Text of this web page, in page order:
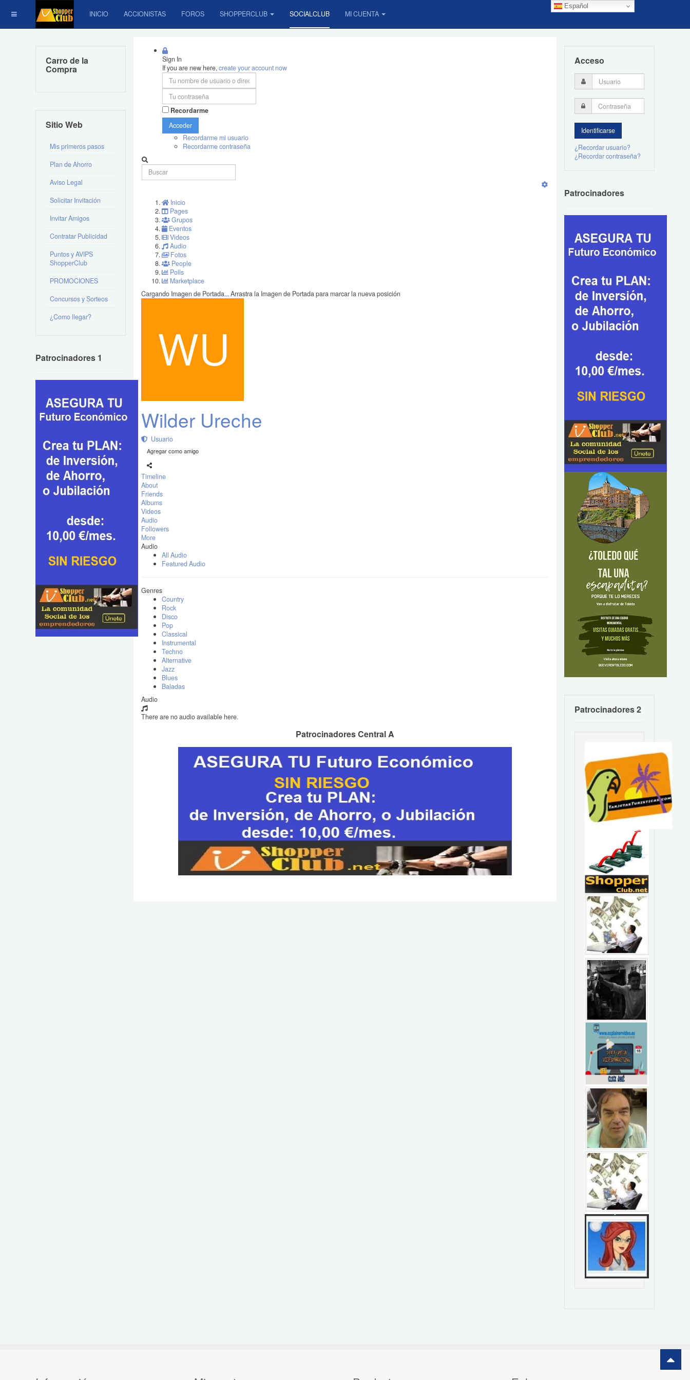
Español
INICIO ACCIONISTAS FOROS SHOPPERCLUB SOCIALCLUB MI CUENTA
Sign In
If you are new here,create your account now
Recordarme
Acceder
Recordarme mi usuario
Recordarme contraseña
Inicio
Pages
Grupos
Eventos
Videos
Audio
Fotos
People
Polls
Marketplace
Cargando Imagen de Portada...Arrastra la Imagen de Portada para marcar la nueva posición
Wilder Ureche
Usuario
Agregar como amigo
Timeline
About
Friends
Albums
Videos
Audio
Followers
More
Audio
All Audio
Featured Audio
Genres
Country
Rock
Disco
Pop
Classical
Instrumental
Techno
Alternative
Jazz
Blues
Baladas
Audio
There are no audio available here.
Patrocinadores Central A
Carro de la
Compra
Sitio Web
Mis primeros pasos
Plan de Ahorro
Aviso Legal
Solicitar Invitación
Invitar Amigos
Contratar Publicidad
Puntos y AVIPS
ShopperClub
PROMOCIONES
Concursos y Sorteos
¿Como llegar?
Patrocinadores 1
Acceso
¿Recordar usuario?
¿Recordar contraseña?
Patrocinadores
Patrocinadores 2